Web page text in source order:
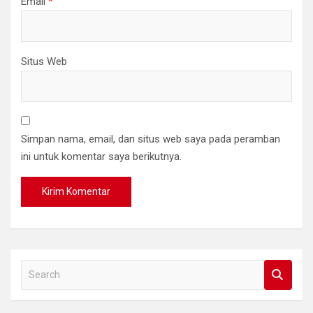
Situs Web
Simpan nama, email, dan situs web saya pada peramban
ini untuk komentar saya berikutnya.
a